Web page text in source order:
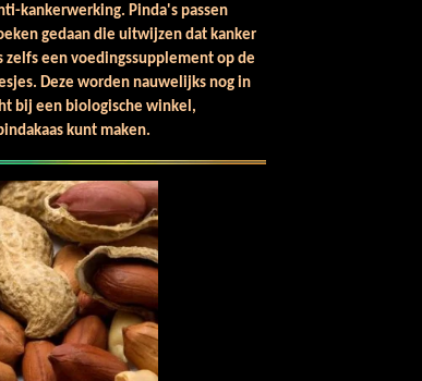
kankerwerking. Pinda's passen
gedaan die uitwijzen dat kanker
een voedingssupplement op de
Deze worden nauwelijks nog in
bij een biologische winkel,
kunt maken.